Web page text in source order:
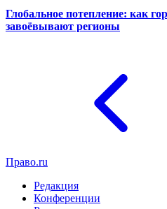
Глобальное потепление: как
завоёвывают регионы
Право.ru
Редакция
Конференции